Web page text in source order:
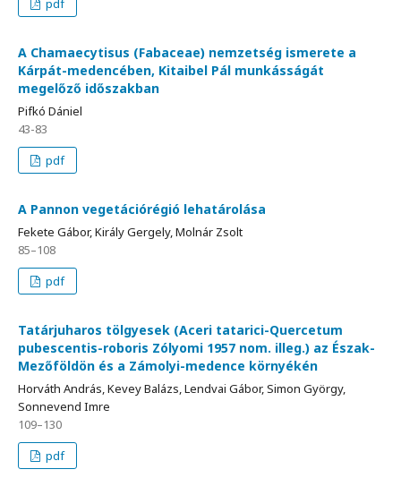
pdf
A Chamaecytisus (Fabaceae) nemzetség ismerete a
Kárpát-medencében, Kitaibel Pál munkásságát
megelőző időszakban
Pifkó Dániel
43-83
pdf
A Pannon vegetációrégió lehatárolása
Fekete Gábor, Király Gergely, Molnár Zsolt
85–108
pdf
Tatárjuharos tölgyesek (Aceri tatarici-Quercetum
pubescentis-roboris Zólyomi 1957 nom. illeg.) az Észak-
Mezőföldön és a Zámolyi-medence környékén
Horváth András, Kevey Balázs, Lendvai Gábor, Simon György,
Sonnevend Imre
109–130
pdf